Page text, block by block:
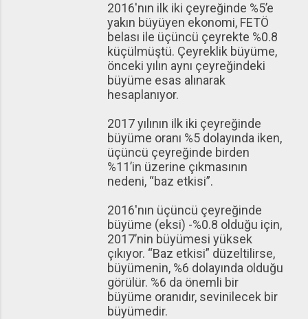
2016'nın ilk iki çeyreğinde %5’e
yakın büyüyen ekonomi, FETÖ
belası ile üçüncü çeyrekte %0.8
küçülmüştü. Çeyreklik büyüme,
önceki yılın aynı çeyreğindeki
büyüme esas alınarak
hesaplanıyor.
2017 yılının ilk iki çeyreğinde
büyüme oranı %5 dolayında iken,
üçüncü çeyreğinde birden
%11’in üzerine çıkmasının
nedeni, “baz etkisi”.
2016'nın üçüncü çeyreğinde
büyüme (eksi) -%0.8 olduğu için,
2017’nin büyümesi yüksek
çıkıyor. “Baz etkisi” düzeltilirse,
büyümenin, %6 dolayında olduğu
görülür. %6 da önemli bir
büyüme oranıdır, sevinilecek bir
büyümedir.